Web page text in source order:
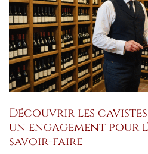
Découvrir les
un engagement pour
savoir-faire